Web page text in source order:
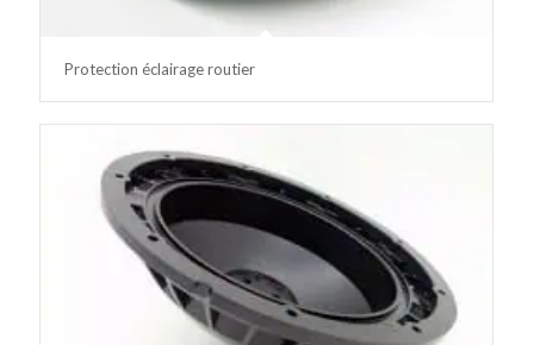
Protection éclairage routier